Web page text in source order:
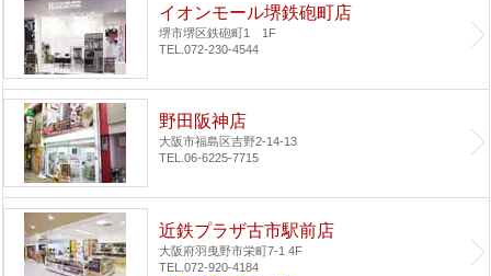
イオンモール堺鉄砲町店
堺市堺区鉄砲町1 1F
TEL.072-230-4544
野田阪神店
大阪市福島区吉野2-14-13
TEL.06-6225-7715
近鉄プラザ古市駅前店
大阪府羽曳野市栄町7-1 4F
TEL.072-920-4184